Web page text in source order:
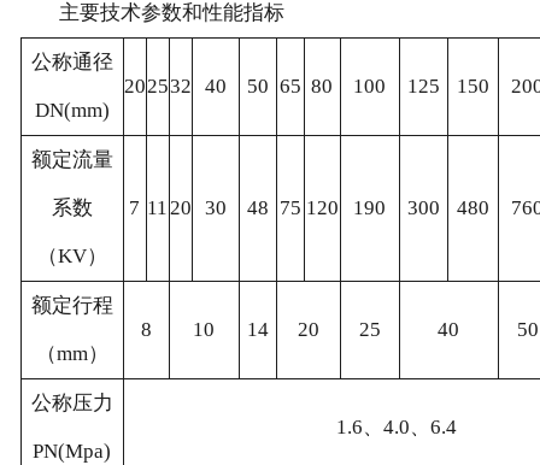
主要技术参数和性能指标
公称通径
DN(mm)
202532 40 50 65 80 100 125 150
额定流量
系数
（KV）
7 1120 30 48 75 120 190 300 480
额定行程
（mm）
8 10 14 20 25 40 50
公称压力
PN(Mpa)
1.6、4.0、6.4